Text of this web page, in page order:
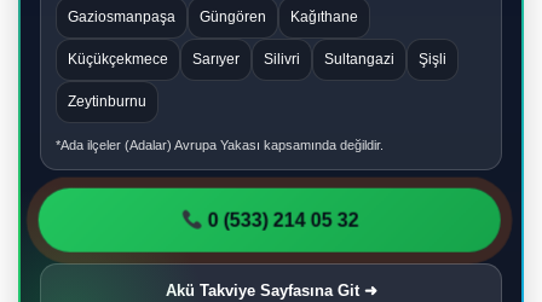
Gaziosmanpaşa Güngören Kağıthane
Küçükçekmece Sarıyer Silivri Sultangazi Şişli
Zeytinburnu
*Ada ilçeler (Adalar) Avrupa Yakası kapsamında değildir.
0 (533) 214 05 32
Akü Takviye Sayfasına Git ➜